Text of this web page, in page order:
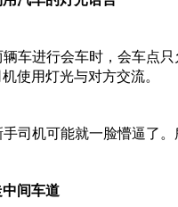
辆车进行会车时，会车点
使用灯光与对方交流。
手司机可能就一脸懵逼了
间车道